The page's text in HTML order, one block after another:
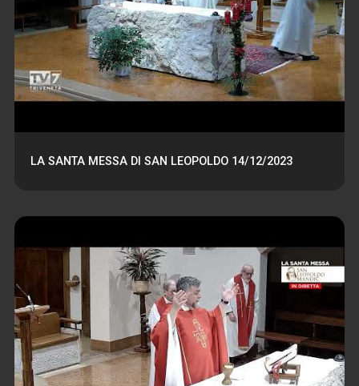
LA SANTA MESSA DI SAN LEOPOLDO 14/12/2023